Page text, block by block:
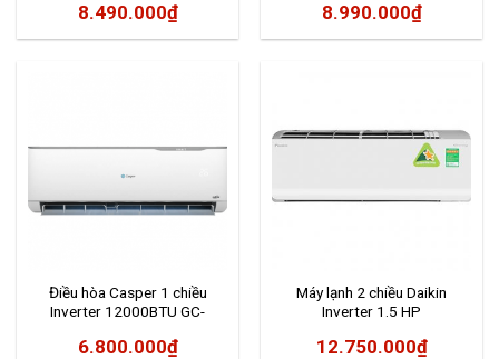
8.490.000₫ 8.990.000₫
Điều hòa Casper 1 chiều
Inverter 12000BTU GC-
6.800.000₫
Máy lạnh 2 chiều Daikin
Inverter 1.5 HP
12.750.000₫